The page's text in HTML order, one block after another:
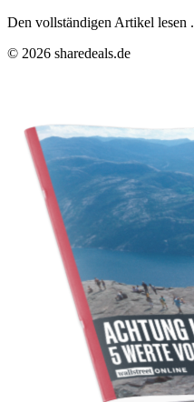
Den vollständigen Artikel lesen
© 2026 sharedeals.de